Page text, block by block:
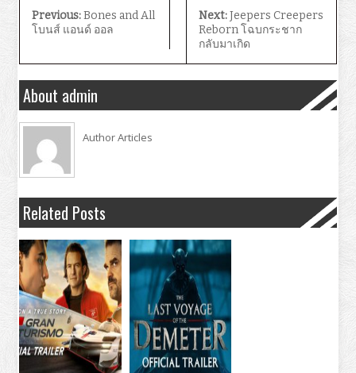
Previous:Bones and All
โบนส์ แอนด์ ออล
Next:Jeepers Creepers
Reborn โฉบกระชาก
กลับมาเกิด
About admin
Author Articles
Related Posts